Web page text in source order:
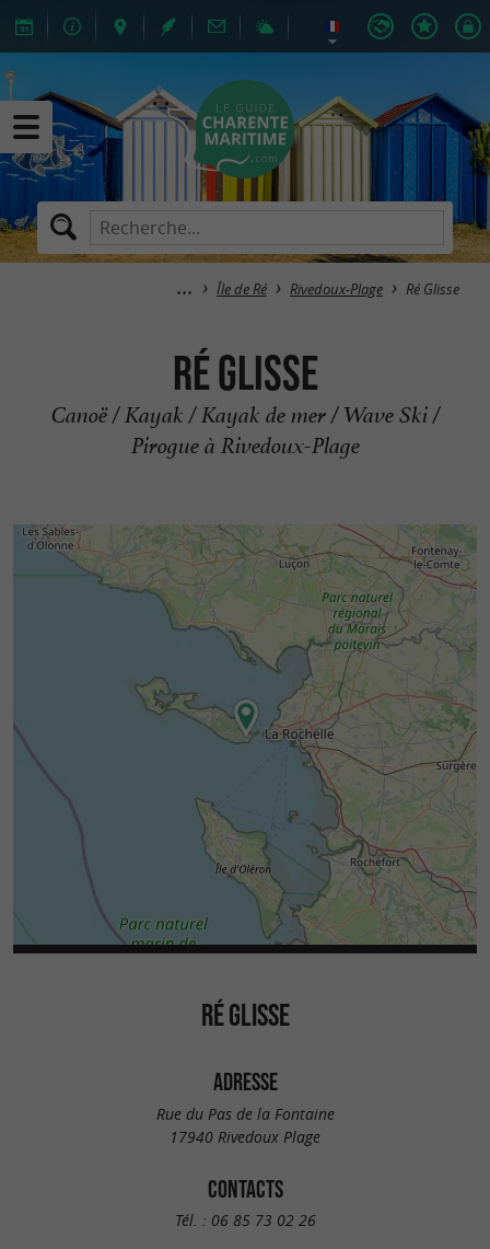
Île de Ré Rivedoux-Plage Ré Glisse
Ré Glisse
Canoë / Kayak / Kayak de mer / Wave Ski /
Pirogue à Rivedoux-Plage
RÉ GLISSE
ADRESSE
Rue du Pas de la Fontaine
17940 Rivedoux Plage
CONTACTS
Tél. : 06 85 73 02 26